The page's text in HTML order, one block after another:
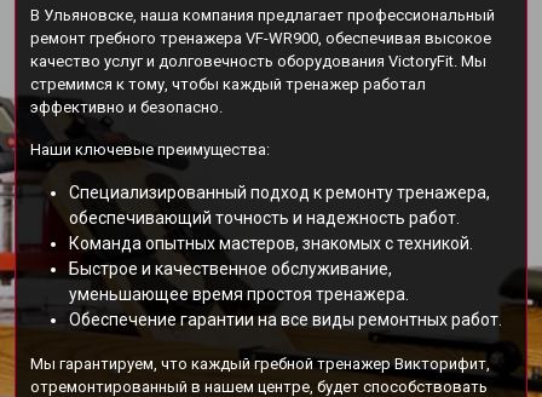
В Ульяновске, наша компания предлагает профессиональный
ремонт гребного тренажера VF-WR900, обеспечивая высокое
качество услуг и долговечность оборудования VictoryFit. Мы
стремимся к тому, чтобы каждый тренажер работал
эффективно и безопасно.
Наши ключевые преимущества:
Специализированный подход к ремонту тренажера,
обеспечивающий точность и надежность работ.
Команда опытных мастеров, знакомых с техникой.
Быстрое и качественное обслуживание,
уменьшающее время простоя тренажера.
Обеспечение гарантии на все виды ремонтных работ.
Мы гарантируем, что каждый гребной тренажер Викторифит,
отремонтированный в нашем центре, будет способствовать